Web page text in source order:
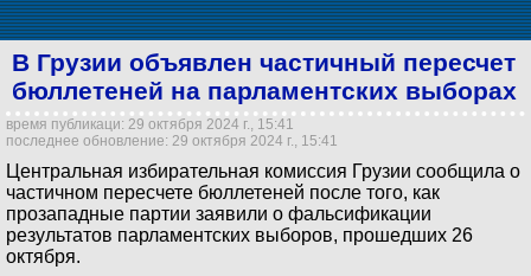
В Грузии объявлен частичный пересчет
бюллетеней на парламентских выборах
время публикаци: 29 октября 2024 г., 15:41
последнее обновление: 29 октября 2024 г., 15:41
Центральная избирательная комиссия Грузии сообщила о
частичном пересчете бюллетеней после того, как
прозападные партии заявили о фальсификации
результатов парламентских выборов, прошедших 26
октября.